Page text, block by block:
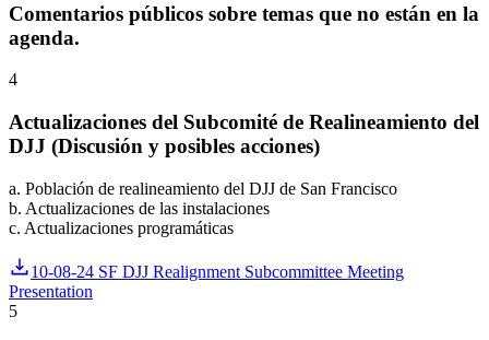
Comentarios públicos sobre temas que no están en la
agenda.
4
Actualizaciones del Subcomité de Realineamiento del
DJJ (Discusión y posibles acciones)
a. Población de realineamiento del DJJ de San Francisco
b. Actualizaciones de las instalaciones
c. Actualizaciones programáticas
10-08-24 SF DJJ Realignment Subcommittee Meeting
Presentation
5